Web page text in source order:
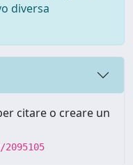
diversa
citare o creare un